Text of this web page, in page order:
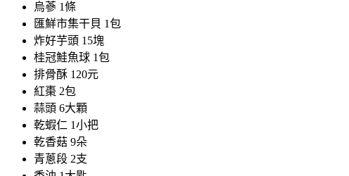
烏蔘 1條
匯鮮市集干貝 1包
炸好芋頭 15塊
桂冠鮭魚球 1包
排骨酥 120元
紅棗 2包
蒜頭 6大顆
乾蝦仁 1小把
乾香菇 9朵
青蔥段 2支